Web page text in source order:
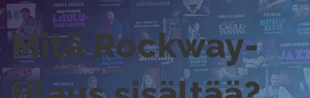
Mitä Rockway-